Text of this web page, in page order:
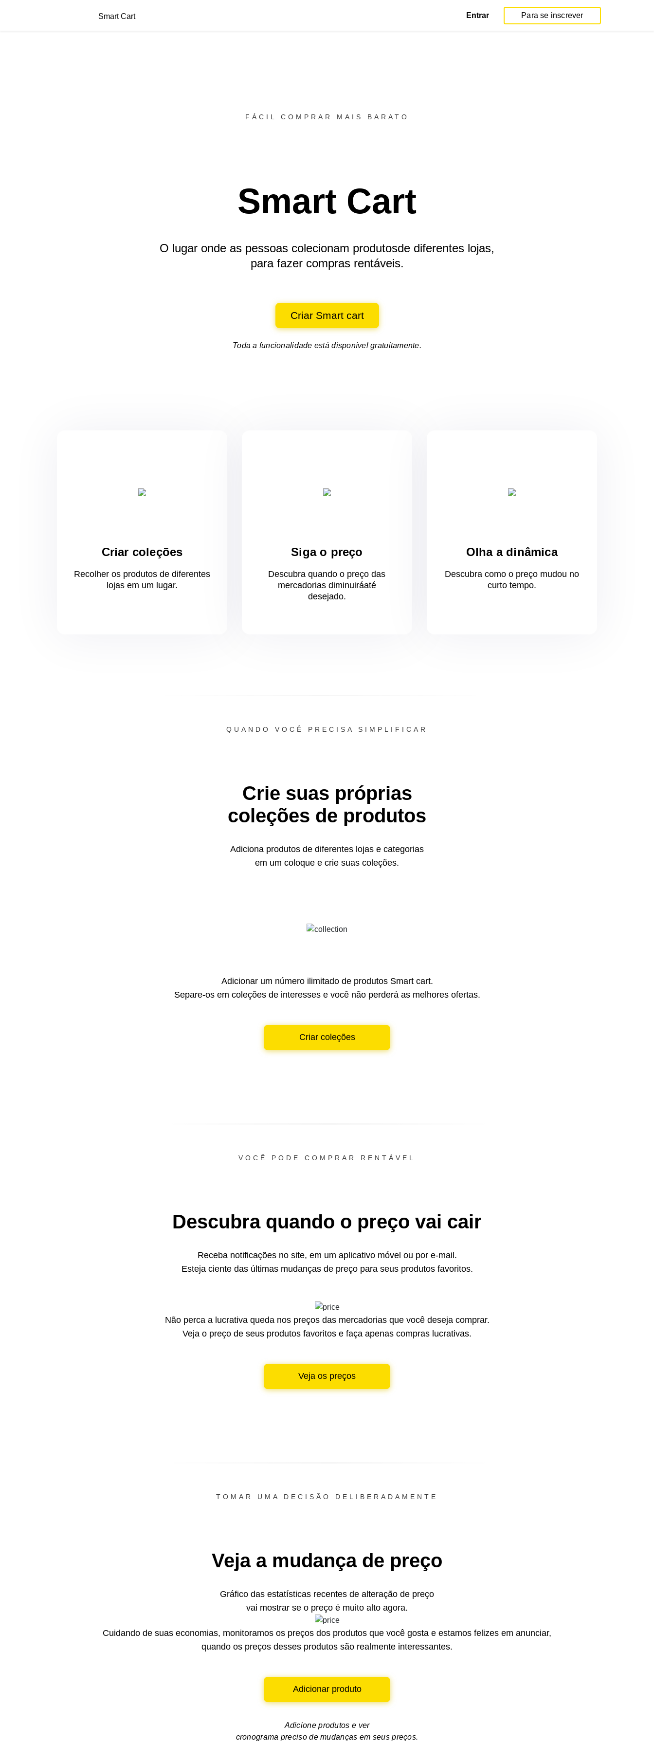
Smart Cart Entrar Para se inscrever
FÁCIL COMPRAR MAIS BARATO
Smart Cart
O lugar onde as pessoas colecionam produtosde diferentes lojas,
para fazer compras rentáveis.
Criar Smart cart
Toda a funcionalidade está disponível gratuitamente.
Criar coleções
Recolher os produtos de diferentes
lojas em um lugar.
Siga o preço
Descubra quando o preço das
mercadorias diminuiráaté
desejado.
Olha a dinâmica
Descubra como o preço mudou no
curtotempo.
QUANDO VOCÊ PRECISA SIMPLIFICAR
Crie suas próprias
coleções de produtos
Adiciona produtos de diferentes lojas e categorias
em um coloque e crie suas coleções.
Adicionar um número ilimitado de produtos Smart cart.
Separe-os em coleções de interesses e você não perderá as melhores ofertas.
Criar coleções
VOCÊ PODE COMPRAR RENTÁVEL
Descubra quando o preço vai cair
Receba notificações no site, em um aplicativo móvel ou por e-mail.
Esteja ciente das últimas mudanças de preço para seus produtos favoritos.
Não perca a lucrativa queda nos preços das mercadorias que você deseja comprar.
Veja o preço de seus produtos favoritos e faça apenas compras lucrativas.
Veja os preços
TOMAR UMA DECISÃO DELIBERADAMENTE
Veja a mudança de preço
Gráfico das estatísticas recentes de alteração de preço
vai mostrar se o preço é muito alto agora.
Cuidando de suas economias, monitoramos os preços dos produtos que você gosta e estamos felizes em anunciar,
quando os preços desses produtos são realmente interessantes.
Adicionar produto
Adicione produtos e ver
cronograma preciso de mudanças em seus preços.